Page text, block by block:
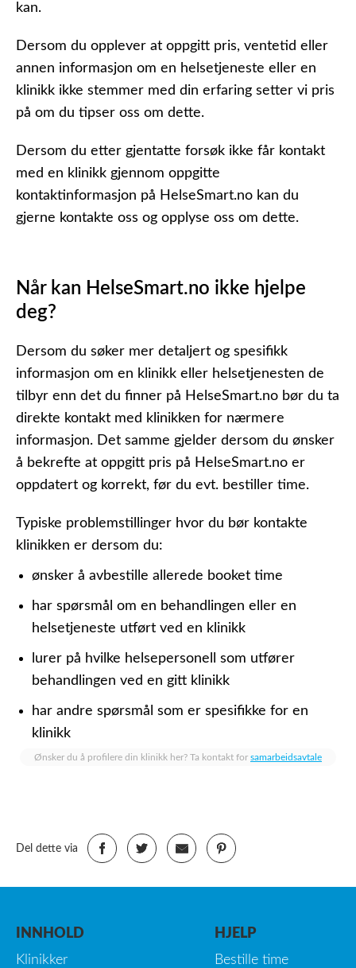
kan.
Dersom du opplever at oppgitt pris, ventetid eller
annen informasjon om en helsetjeneste eller en
klinikk ikke stemmer med din erfaring setter vi pris
på om du tipser oss om dette.
Dersom du etter gjentatte forsøk ikke får kontakt
med en klinikk gjennom oppgitte
kontaktinformasjon på HelseSmart.no kan du
gjerne kontakte oss og opplyse oss om dette.
Når kan HelseSmart.no ikke hjelpe
deg?
Dersom du søker mer detaljert og spesifikk
informasjon om en klinikk eller helsetjenesten de
tilbyr enn det du finner på HelseSmart.no bør du ta
direkte kontakt med klinikken for nærmere
informasjon. Det samme gjelder dersom du ønsker
å bekrefte at oppgitt pris på HelseSmart.no er
oppdatert og korrekt, før du evt. bestiller time.
Typiske problemstillinger hvor du bør kontakte
klinikken er dersom du:
ønsker å avbestille allerede booket time
har spørsmål om en behandlingen eller en
helsetjeneste utført ved en klinikk
lurer på hvilke helsepersonell som utfører
behandlingen ved en gitt klinikk
har andre spørsmål som er spesifikke for en
klinikk
Ønsker du å profilere din klinikk her? Ta kontakt for samarbeidsavtale
Del dette via
INNHOLD
Klinikker
HJELP
Bestille time